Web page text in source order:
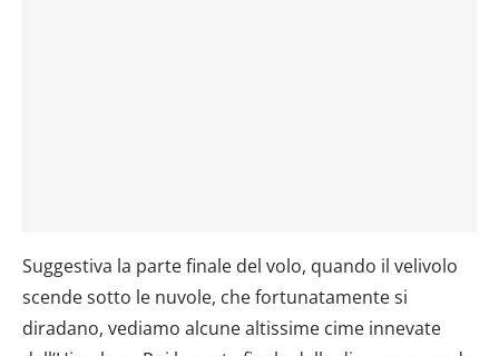
Suggestiva la parte finale del volo, quando il velivolo
scende sotto le nuvole, che fortunatamente si
diradano, vediamo alcune altissime cime innevate